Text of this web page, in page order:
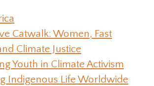
Catwalk: Women, Fast
Climate Justice
Youth in Climate Activism
Indigenous Life Worldwide